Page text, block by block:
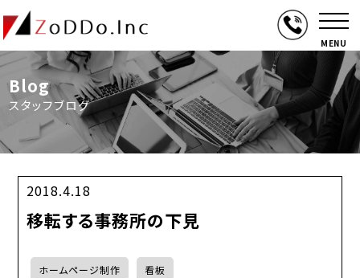
MENU
Blog
スタッフブログ
2018.4.18
移転する事務所の下見
ホームページ制作 看板